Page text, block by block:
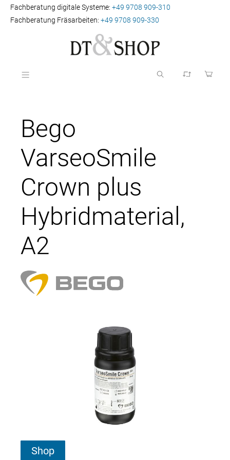
Fachberatung digitale Systeme: +49 9708 909-310
Fachberatung Fräsarbeiten: +49 9708 909-330
Bego
VarseoSmile
Crown plus
Hybridmaterial,
A2
Shop